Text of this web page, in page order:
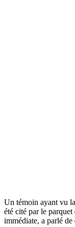
Un témoin ayant vu
été cité par le
immédiate, a parlé